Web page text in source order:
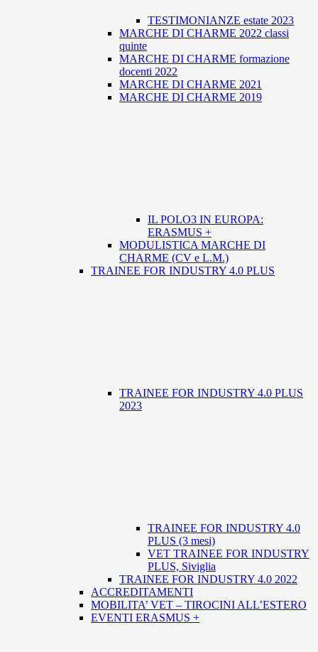
TESTIMONIANZE estate 2023
MARCHE DI CHARME 2022 classi
quinte
MARCHE DI CHARME formazione
docenti 2022
MARCHE DI CHARME 2021
MARCHE DI CHARME 2019
IL POLO3 IN EUROPA:
ERASMUS +
MODULISTICA MARCHE DI
CHARME (CV e L.M.)
TRAINEE FOR INDUSTRY 4.0 PLUS
TRAINEE FOR INDUSTRY 4.0 PLUS
2023
TRAINEE FOR INDUSTRY 4.0
PLUS (3 mesi)
VET TRAINEE FOR INDUSTRY
PLUS, Siviglia
TRAINEE FOR INDUSTRY 4.0 2022
ACCREDITAMENTI
MOBILITA’ VET – TIROCINI ALL’ESTERO
EVENTI ERASMUS +